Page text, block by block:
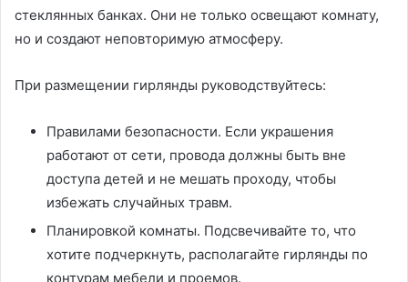
стеклянных банках. Они не только освещают комнату,
но и создают неповторимую атмосферу.
При размещении гирлянды руководствуйтесь:
Правилами безопасности. Если украшения
работают от сети, провода должны быть вне
доступа детей и не мешать проходу, чтобы
избежать случайных травм.
Планировкой комнаты. Подсвечивайте то, что
хотите подчеркнуть, располагайте гирлянды по
контурам мебели и проемов.